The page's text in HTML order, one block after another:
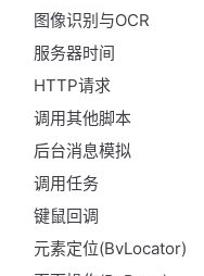
图像识别与OCR
服务器时间
HTTP请求
调用其他脚本
后台消息模拟
调用任务
键鼠回调
元素定位(BvLocator)